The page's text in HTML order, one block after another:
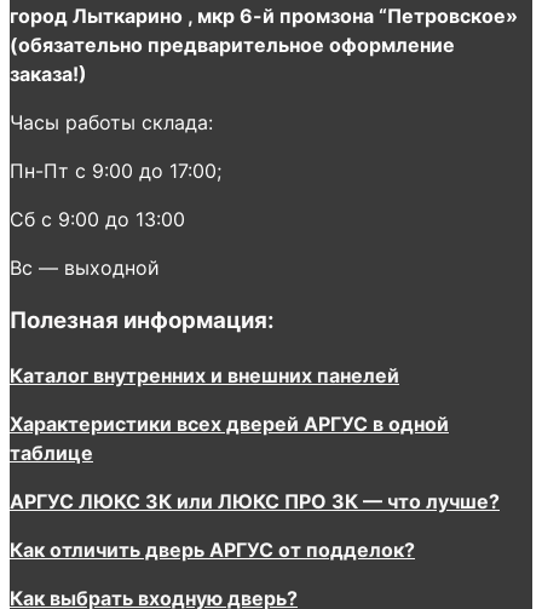
город Лыткарино , мкр 6-й промзона “Петровское»
(обязательно предварительное оформление
заказа!)
Часы работы склада:
Пн-Пт с 9:00 до 17:00;
Сб с 9:00 до 13:00
Вс — выходной
Полезная информация:
Каталог внутренних и внешних панелей
Характеристики всех дверей АРГУС в одной
таблице
АРГУС ЛЮКС 3К или ЛЮКС ПРО 3К — что лучше?
Как отличить дверь АРГУС от подделок?
Как выбрать входную дверь?